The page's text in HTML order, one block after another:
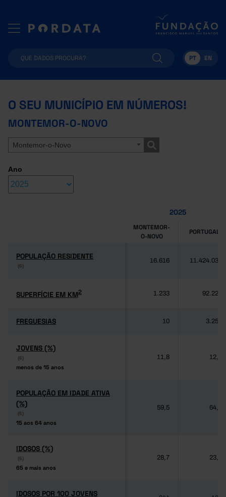
PT EN
O SEU MUNICÍPIO EM NÚMEROS!
MONTEMOR-O-NOVO
Montemor-o-Novo
Ano
2025
MONTEMOR-
O-NOVO
PORTUGAL
POPULAÇÃO RESIDENTE
(6)
POPULAÇÃO RESIDENTE
(6)
16.616 11.424.031
SUPERFÍCIE EM KM2
SUPERFÍCIE EM KM2 1.233 92.225
FREGUESIAS
FREGUESIAS 10 3.259
JOVENS (%)
(6)
menos de 15 anos
JOVENS (%)
(6)
menos de 15 anos
11,8 12,5
POPULAÇÃO EM IDADE ATIVA
(%)
(6)
15 aos 64 anos
POPULAÇÃO EM IDADE ATIVA
(%)
(6)
15 aos 64 anos
59,5 64,3
IDOSOS (%)
(6)
65 e mais anos
IDOSOS (%)
(6)
65 e mais anos
28,7 23,2
IDOSOS POR 100 JOVENS
IDOSOS POR 100 JOVENS